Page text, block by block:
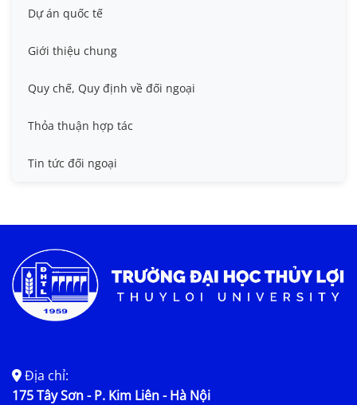
Dự án quốc tế
Giới thiệu chung
Quy chế, Quy định về đối ngoại
Thỏa thuận hợp tác
Tin tức đối ngoại
Địa chỉ:
175 Tây Sơn - P. Kim Liên - Hà Nội